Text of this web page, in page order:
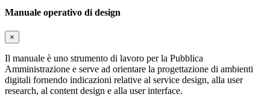
Manuale operativo di design
×
Il manuale è uno strumento di lavoro per la Pubblica
Amministrazione e serve ad orientare la progettazione di ambienti
digitali fornendo indicazioni relative al service design, alla user
research, al content design e alla user interface.